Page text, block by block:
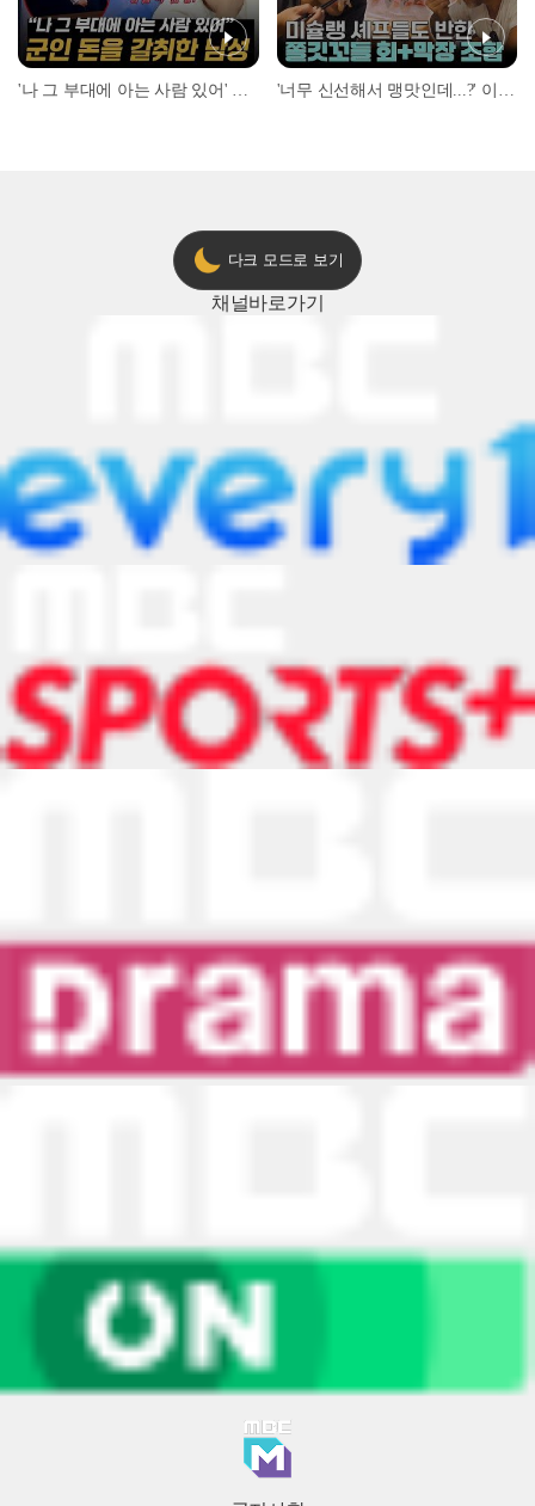
다크 모드로 보기
채널바로가기